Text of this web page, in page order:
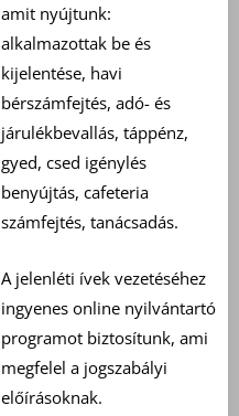
amit nyújtunk:
alkalmazottak be és
kijelentése, havi
bérszámfejtés, adó- és
járulékbevallás, táppénz,
gyed, csed igénylés
benyújtás, cafeteria
számfejtés, tanácsadás.
A jelenléti ívek vezetéséhez
ingyenes online nyilvántartó
programot biztosítunk, ami
megfelel a jogszabályi
előírásoknak.